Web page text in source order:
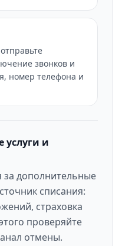
звонков и
номер телефона и
услуги и
за дополнительные
списания:
страховка
проверяйте
отмены.